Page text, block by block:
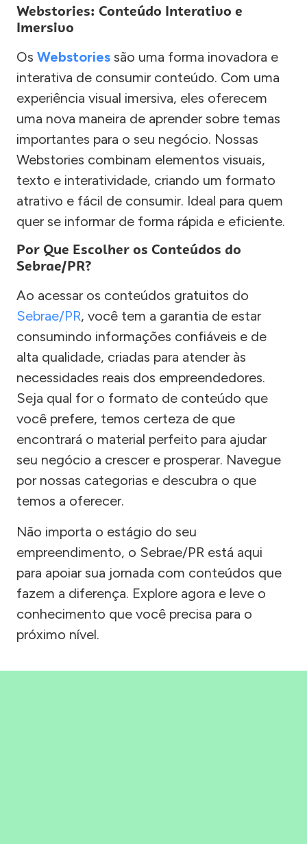
Webstories: Conteúdo Interativo e
Imersivo
Os Webstories são uma forma inovadora e
interativa de consumir conteúdo. Com uma
experiência visual imersiva, eles oferecem
uma nova maneira de aprender sobre temas
importantes para o seu negócio. Nossas
Webstories combinam elementos visuais,
texto e interatividade, criando um formato
atrativo e fácil de consumir. Ideal para quem
quer se informar de forma rápida e eficiente.
Por Que Escolher os Conteúdos do
Sebrae/PR?
Ao acessar os conteúdos gratuitos do
Sebrae/PR, você tem a garantia de estar
consumindo informações confiáveis e de
alta qualidade, criadas para atender às
necessidades reais dos empreendedores.
Seja qual for o formato de conteúdo que
você prefere, temos certeza de que
encontrará o material perfeito para ajudar
seu negócio a crescer e prosperar. Navegue
por nossas categorias e descubra o que
temos a oferecer.
Não importa o estágio do seu
empreendimento, o Sebrae/PR está aqui
para apoiar sua jornada com conteúdos que
fazem a diferença. Explore agora e leve o
conhecimento que você precisa para o
próximo nível.